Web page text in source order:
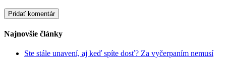
Najnovšie články
Ste stále unavení, aj keď spíte dosť? Za vyčerpaním nemusí